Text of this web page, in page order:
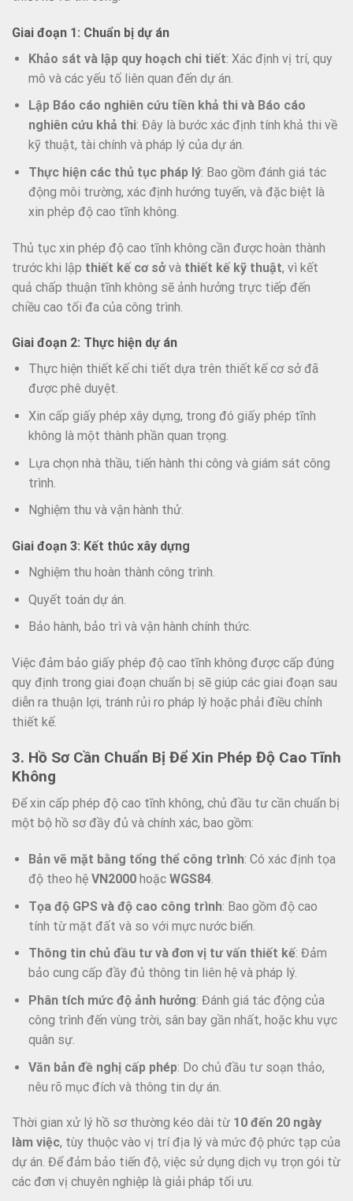
Giai đoạn 1: Chuẩn bị dự án
Khảo sát và lập quy hoạch chi tiết: Xác định vị trí, quy
mô và các yếu tố liên quan đến dự án.
Lập Báo cáo nghiên cứu tiền khả thi và Báo cáo
nghiên cứu khả thi: Đây là bước xác định tính khả thi về
kỹ thuật, tài chính và pháp lý của dự án.
Thực hiện các thủ tục pháp lý: Bao gồm đánh giá tác
động môi trường, xác định hướng tuyến, và đặc biệt là
xin phép độ cao tĩnh không.
Thủ tục xin phép độ cao tĩnh không cần được hoàn thành
trước khi lập thiết kế cơ sởvà thiết kế kỹ thuật, vì kết
quả chấp thuận tĩnh không sẽ ảnh hưởng trực tiếp đến
chiều cao tối đa của công trình.
Giai đoạn 2: Thực hiện dự án
Thực hiện thiết kế chi tiết dựa trên thiết kế cơ sở đã
được phê duyệt.
Xin cấp giấy phép xây dựng, trong đó giấy phép tĩnh
không là một thành phần quan trọng.
Lựa chọn nhà thầu, tiến hành thi công và giám sát công
trình.
Nghiệm thu và vận hành thử.
Giai đoạn 3: Kết thúc xây dựng
Nghiệm thu hoàn thành công trình.
Quyết toán dự án.
Bảo hành, bảo trì và vận hành chính thức.
Việc đảm bảo giấy phép độ cao tĩnh không được cấp đúng
quy định trong giai đoạn chuẩn bị sẽ giúp các giai đoạn sau
diễn ra thuận lợi, tránh rủi ro pháp lý hoặc phải điều chỉnh
thiết kế.
3. Hồ Sơ Cần Chuẩn Bị Để Xin Phép Độ Cao Tĩnh
Không
Để xin cấp phép độ cao tĩnh không, chủ đầu tư cần chuẩn bị
một bộ hồ sơ đầy đủ và chính xác, bao gồm:
Bản vẽ mặt bằng tổng thể công trình: Có xác định tọa
độ theo hệ VN2000hoặc WGS84.
Tọa độ GPS và độ cao công trình: Bao gồm độ cao
tính từ mặt đất và so với mực nước biển.
Thông tin chủ đầu tư và đơn vị tư vấn thiết kế: Đảm
bảo cung cấp đầy đủ thông tin liên hệ và pháp lý.
Phân tích mức độ ảnh hưởng: Đánh giá tác động của
công trình đến vùng trời, sân bay gần nhất, hoặc khu vực
quân sự.
Văn bản đề nghị cấp phép: Do chủ đầu tư soạn thảo,
nêu rõ mục đích và thông tin dự án.
Thời gian xử lý hồ sơ thường kéo dài từ 10 đến 20 ngày
làm việc, tùy thuộc vào vị trí địa lý và mức độ phức tạp của
dự án. Để đảm bảo tiến độ, việc sử dụng dịch vụ trọn gói từ
các đơn vị chuyên nghiệp là giải pháp tối ưu.